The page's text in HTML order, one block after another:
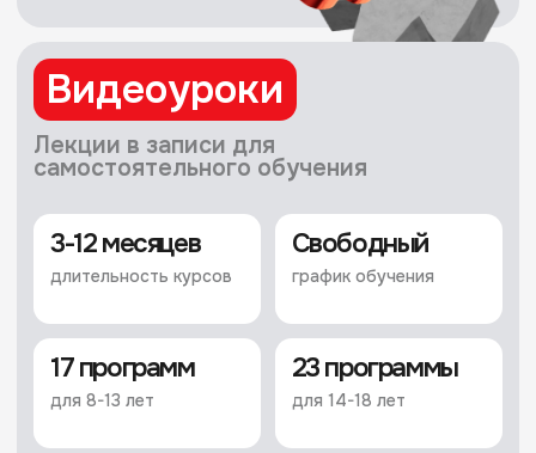
Python и азы объектно-ориентированного
программирования, познакомитесь
с функционалом фреймворка Django
и основами создания дизайна web-
приложения, научитесь создавать проекты
различной сложности, работать
с библиотеками Python и реляционными
базами данных, а также узнаете про Data
Подробнее о курсе
По будням
старт обучения
Изучите
LUA через
и проектов.